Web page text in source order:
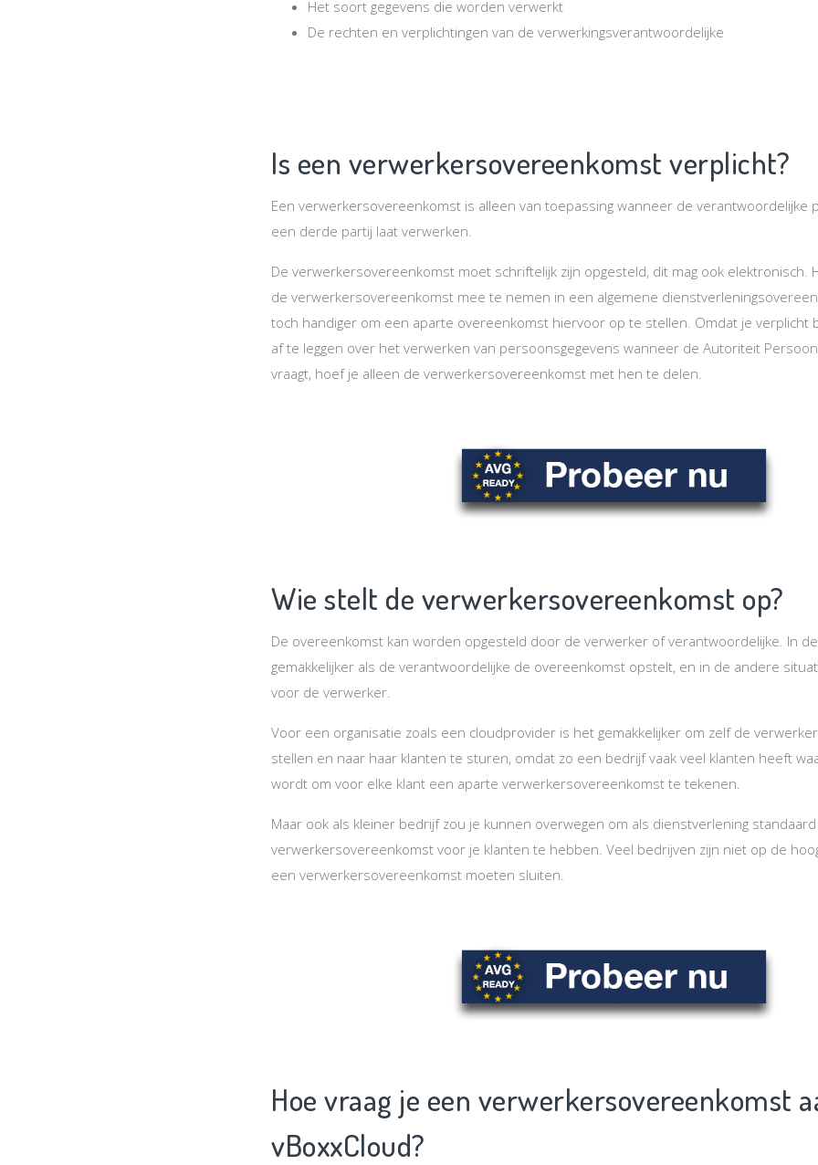
Het soort gegevens die worden verwerkt
De rechten en verplichtingen van de verwerkingsverantwoordelijke
Is een verwerkersovereenkomst verplicht?
Een verwerkersovereenkomst is alleen van toepassing wanneer de verantwoordelijke
een derde partij laat verwerken.
De verwerkersovereenkomst moet schriftelijk zijn opgesteld, dit mag ook elektronisch.
de verwerkersovereenkomst mee te nemen in een algemene
toch handiger om een aparte overeenkomst hiervoor op te stellen. Omdat je verplicht
af te leggen over het verwerken van persoonsgegevens wanneer de Autoriteit
vraagt, hoef je alleen de verwerkersovereenkomst met hen te delen.
Wie stelt de verwerkersovereenkomst op?
De overeenkomst kan worden opgesteld door de verwerker of verantwoordelijke. In
gemakkelijker als de verantwoordelijke de overeenkomst opstelt, en in de andere
voor de verwerker.
Voor een organisatie zoals een cloudprovider is het gemakkelijker om zelf de
stellen en naar haar klanten te sturen, omdat zo een bedrijf vaak veel klanten heeft
wordt om voor elke klant een aparte verwerkersovereenkomst te tekenen.
Maar ook als kleiner bedrijf zou je kunnen overwegen om als dienstverlening
verwerkersovereenkomst voor je klanten te hebben. Veel bedrijven zijn niet op de
een verwerkersovereenkomst moeten sluiten.
Hoe vraag je een verwerkersovereenkomst
vBoxxCloud?